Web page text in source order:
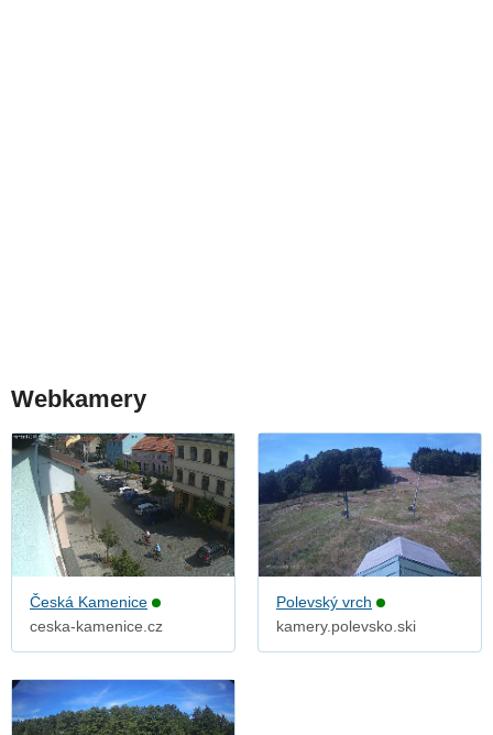
Webkamery
Česká Kamenice
ceska-kamenice.cz
Polevský vrch
kamery.polevsko.ski